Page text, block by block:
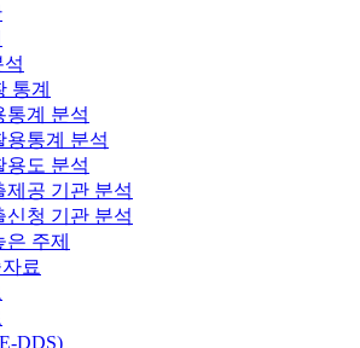
석
통계
통계 분석
용통계 분석
용도 분석
제공 기관 분석
신청 기관 분석
주제
료
DDS)